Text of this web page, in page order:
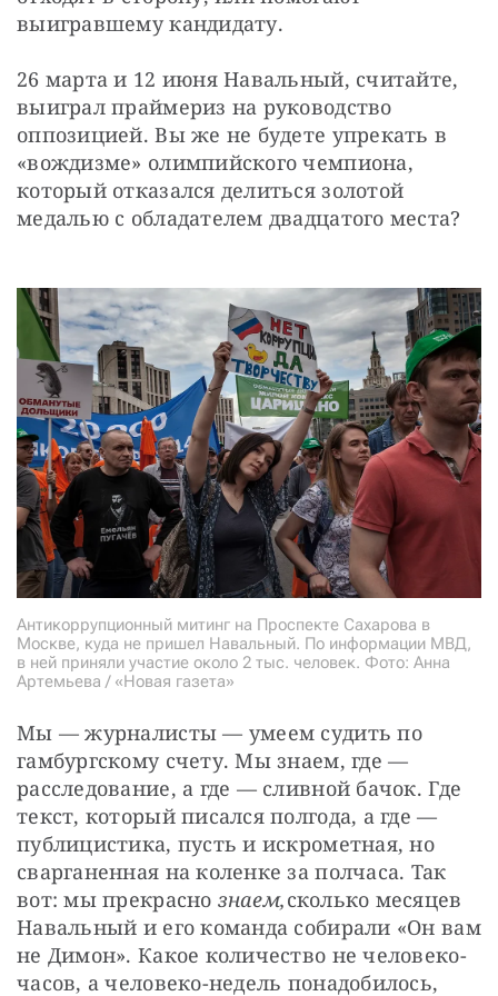
выигравшему кандидату.
26 марта и 12 июня Навальный, считайте,
выиграл праймериз на руководство
оппозицией. Вы же не будете упрекать в
«вождизме» олимпийского чемпиона,
который отказался делиться золотой
медалью с обладателем двадцатого места?
Антикоррупционный митинг на Проспекте Сахарова в
Москве, куда не пришел Навальный. По информации МВД,
в ней приняли участие около 2 тыс. человек. Фото: Анна
Артемьева / «Новая газета»
Мы — журналисты — умеем судить по
гамбургскому счету. Мы знаем, где —
расследование, а где — сливной бачок. Где
текст, который писался полгода, а где —
публицистика, пусть и искрометная, но
сварганенная на коленке за полчаса. Так
вот: мы прекрасно знаем,сколько месяцев
Навальный и его команда собирали «Он вам
не Димон». Какое количество не человеко-
часов, а человеко-недель понадобилось,